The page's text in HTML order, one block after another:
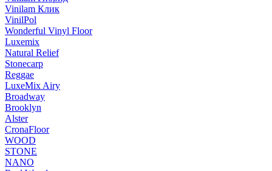
Vinilam Клик
VinilPol
Wonderful Vinyl Floor
Luxemix
Natural Relief
Stonecarp
Reggae
LuxeMix Airy
Broadway
Brooklyn
Alster
CronaFloor
WOOD
STONE
NANO